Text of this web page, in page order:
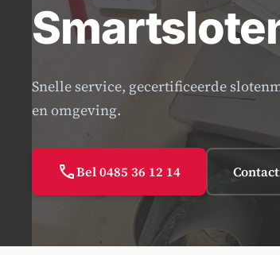
Snelle service, gecertificeerde
en omgeving.
callBel 0485 36 12 14